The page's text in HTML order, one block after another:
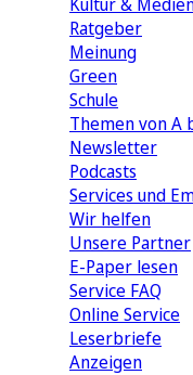
Ratgeber
Meinung
Green
Schule
Themen von A
Newsletter
Podcasts
Services und
Wir helfen
Unsere Partner
E-Paper lesen
Service FAQ
Online Service
Leserbriefe
Anzeigen